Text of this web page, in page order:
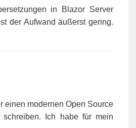
in Blazor Server
der Aufwand äußerst gering.
einen modernen Open Source
schreiben. Ich habe für mein